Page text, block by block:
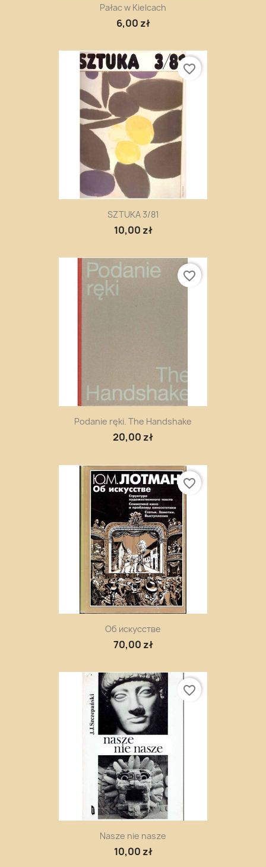
Pałac w Kielcach
6,00 zł
SZTUKA 3/81
10,00 zł
favorite_border
Podanie ręki. The Handshake
20,00 zł
favorite_border
Об искусстве
70,00 zł
favorite_border
Nasze nie nasze
10,00 zł
favorite_border